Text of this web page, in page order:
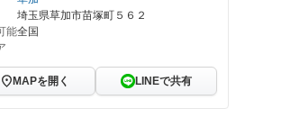
埼玉県草加市苗塚町５６２
能全国
MAPを開く LINEで共有